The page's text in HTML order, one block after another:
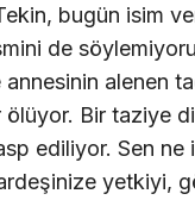
bugün isim
de
annesinin alenen
ölüyor. Bir taziye
ediliyor. Sen ne
yetkiyi,